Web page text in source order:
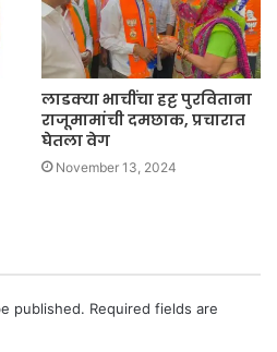
लाडक्या भाचींचा हट्ट पुरविताना
राजूमामांची दमछाक, प्रचारात
घेतला वेग
November 13, 2024
published. Required fields are